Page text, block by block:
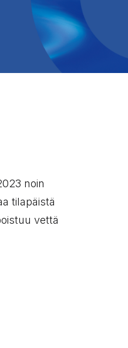
noin
tilapäistä
vettä